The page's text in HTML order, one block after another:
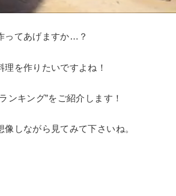
ってあげますか…？
を作りたいですよね！
ンキング”をご紹介します！
しながら見てみて下さいね。